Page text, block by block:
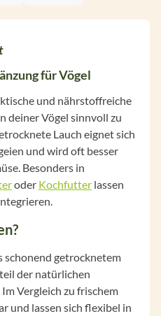
für Vögel
und nährstoffreiche
deiner Vögel sinnvoll zu
Lauch eignet sich
und wird oft besser
Besonders in
oder Kochfutter lassen
schonend getrocknetem
der natürlichen
Vergleich zu frischem
und lassen sich flexibel in